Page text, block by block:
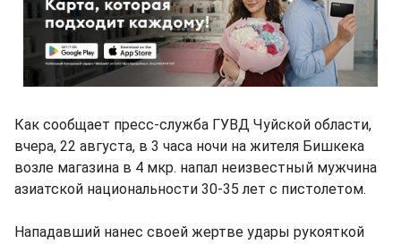
Как сообщает пресс-служба ГУВД Чуйской области,
вчера, 22 августа, в 3 часа ночи на жителя Бишкека
возле магазина в 4 мкр. напал неизвестный мужчина
азиатской национальности 30-35 лет с пистолетом.
Нападавший нанес своей жертве удары рукояткой